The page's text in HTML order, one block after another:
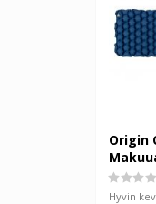
Origin
Hyvin